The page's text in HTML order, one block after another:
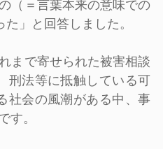
（＝言葉本来の意味での
」と回答しました。
まで寄せられた被害相談
刑法等に抵触している可
社会の風潮がある中、事
す。